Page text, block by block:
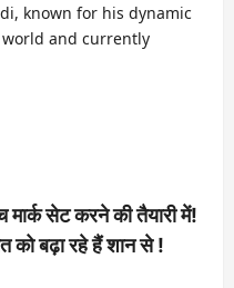
known for his dynamic
and currently
सेट करने की तैयारी में!
को बढ़ा रहे हैं शान से !